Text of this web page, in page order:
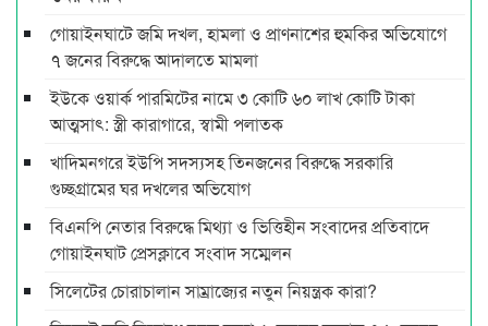
গোয়াইনঘাটে জমি দখল, হামলা ও প্রাণনাশের হুমকির অভিযোগে
৭ জনের বিরুদ্ধে আদালতে মামলা
ইউকে ওয়ার্ক পারমিটের নামে ৩ কোটি ৬০ লাখ কোটি টাকা
আত্মসাৎ: স্ত্রী কারাগারে, স্বামী পলাতক
খাদিমনগরে ইউপি সদস্যসহ তিনজনের বিরুদ্ধে সরকারি
গুচ্ছগ্রামের ঘর দখলের অভিযোগ
বিএনপি নেতার বিরুদ্ধে মিথ্যা ও ভিত্তিহীন সংবাদের প্রতিবাদে
গোয়াইনঘাট প্রেসক্লাবে সংবাদ সম্মেলন
সিলেটের চোরাচালান সাম্রাজ্যের নতুন নিয়ন্ত্রক কারা?